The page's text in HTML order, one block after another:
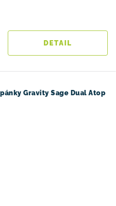
DETAIL
Gravity Sage Dual Atop